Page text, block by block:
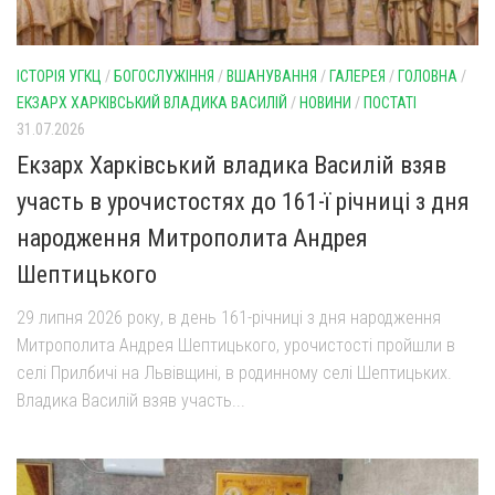
Архистратига Михаїла (м. Люботин)
Преображенська парафія (м. Лозова)
Парафія Різдва Пресвятої Богородиці м. Берестин
(Красноград)
Парохії Полтавської області
Пресвятої Трійці (м. Полтава)
Всіх Святих українського народу (м. Полтава)
Свято-Юріївська парафія (м. Полтава)
Архистратига Михаїла (с. Пригарівка)
Введення у храм Пресвятої Богородиці (с. Дашківка)
Газета Християнський голос
Молитви
Галерея
Рух pro-life
ІСТОРІЯ УГКЦ / БОГОСЛУЖІННЯ / ВШАНУВАННЯ / ГАЛЕРЕЯ / ГОЛОВНА/
ЕКЗАРХ ХАРКІВСЬКИЙ ВЛАДИКА ВАСИЛІЙ / НОВИНИ / ПОСТАТІ
31.07.2026
Екзарх Харківський владика Василій взяв
участь в урочистостях до 161-ї річниці з дня
народження Митрополита Андрея
Шептицького
29 липня 2026 року, в день 161-річниці з дня народження
Митрополита Андрея Шептицького, урочистості пройшли в
селі Прилбичі на Львівщині, в родинному селі Шептицьких.
Владика Василій взяв участь...